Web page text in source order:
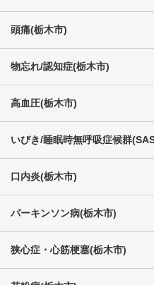
頭痛(栃木市)
物忘れ/認知症(栃木市)
高血圧(栃木市)
いびき/睡眠時無呼吸症候群
口内炎(栃木市)
パーキンソン病(栃木市)
狭心症・心筋梗塞(栃木市)